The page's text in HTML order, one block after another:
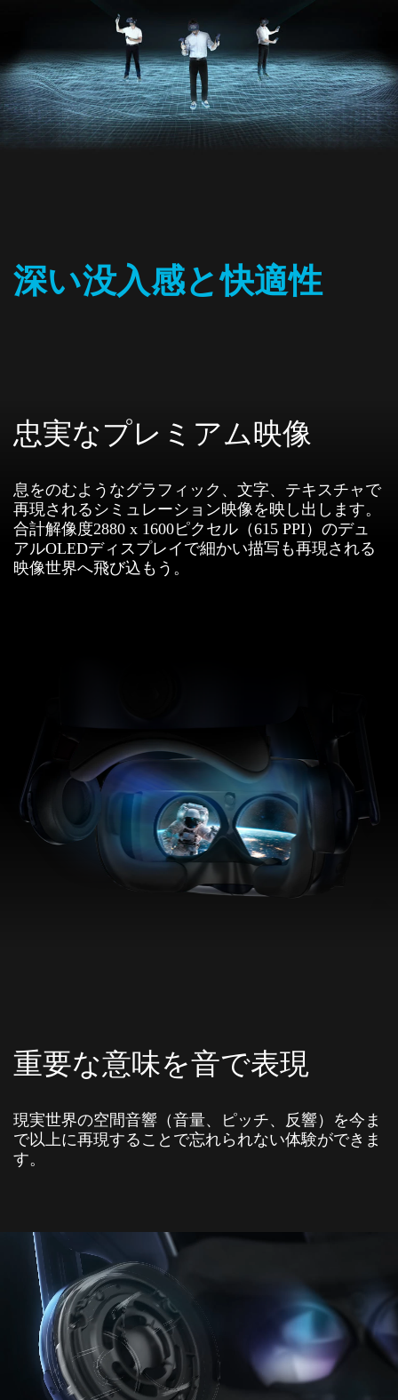
深い没入感と快適性
忠実なプレミアム映像
息をのむようなグラフィック、文字、テキスチャで
再現されるシミュレーション映像を映し出します。
合計解像度2880 x 1600ピクセル（615 PPI）のデュ
アルOLEDディスプレイで細かい描写も再現される
映像世界へ飛び込もう。
重要な意味を音で表現
現実世界の空間音響（音量、ピッチ、反響）を今ま
で以上に再現することで忘れられない体験ができま
す。